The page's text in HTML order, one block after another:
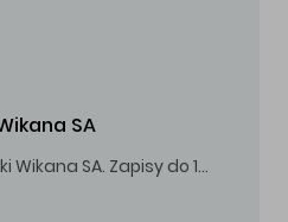
SA
Trwa skup akcji spółki Wikana SA. Zapisy do 14.08.2026 r. do godz. 16.00.